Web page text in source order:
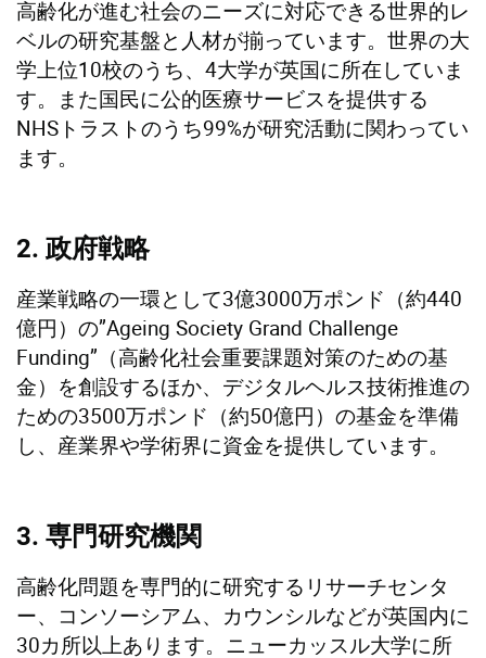
高齢化が進む社会のニーズに対応できる世界的レ
ベルの研究基盤と人材が揃っています。世界の大
学上位10校のうち、4大学が英国に所在していま
す。また国民に公的医療サービスを提供する
NHSトラストのうち99%が研究活動に関わってい
ます。
2. 政府戦略
産業戦略の一環として3億3000万ポンド（約440
億円）の”Ageing Society Grand Challenge
Funding”（高齢化社会重要課題対策のための基
金）を創設するほか、デジタルヘルス技術推進の
ための3500万ポンド（約50億円）の基金を準備
し、産業界や学術界に資金を提供しています。
3. 専門研究機関
高齢化問題を専門的に研究するリサーチセンタ
ー、コンソーシアム、カウンシルなどが英国内に
30カ所以上あります。ニューカッスル大学に所